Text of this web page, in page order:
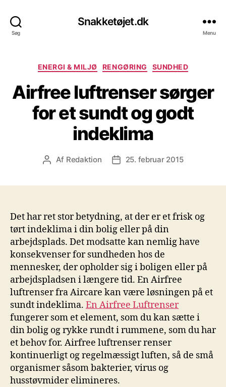
Søg
Snakketøjet.dk
Menu
Kategorier
ENERGI & MILJØ RENGØRING SUNDHED
Airfree luftrenser sørger
for et sundt og godt
indeklima
Indlægsforfatter
Af Redaktion Indlægsdato
25. februar 2015
Det har ret stor betydning, at der er et frisk og
tørt indeklima i din bolig eller på din
arbejdsplads. Det modsatte kan nemlig have
konsekvenser for sundheden hos de
mennesker, der opholder sig i boligen eller på
arbejdspladsen i længere tid. En Airfree
luftrenser fra Aircare kan være løsningen på et
sundt indeklima. En Airfree Luftrenser
fungerer som et element, som du kan sætte i
din bolig og rykke rundt i rummene, som du har
et behov for. Airfree luftrenser renser
kontinuerligt og regelmæssigt luften, så de små
organismer såsom bakterier, virus og
husstøvmider elimineres.